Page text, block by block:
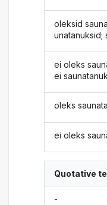
oleksid
unatanuksid;
ei oleks
ei
oleks
ei oleks
Quotative
-